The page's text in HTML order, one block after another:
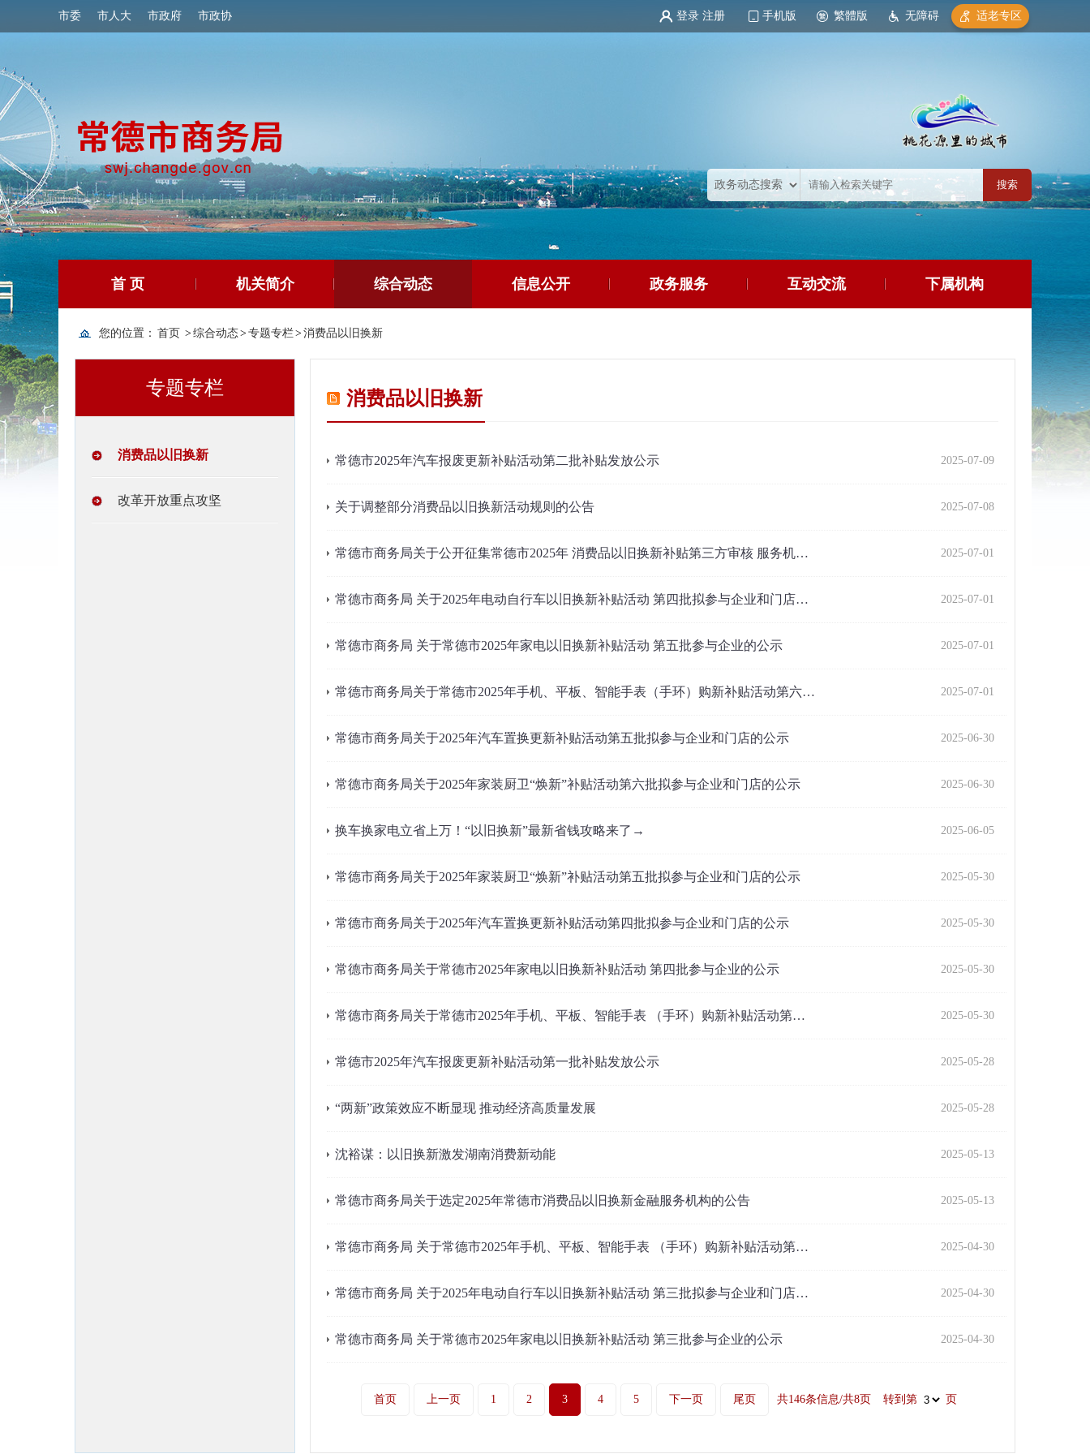
市委 市人大 市政府 市政协 登录 注册 手机版 繁體版 无障碍 适老专区
首 页 机关简介 综合动态 信息公开 政务服务 互动交流 下属机构
您的位置： 首页 >综合动态>专题专栏>消费品以旧换新
专题专栏
消费品以旧换新
改革开放重点攻坚
消费品以旧换新
2025-07-09
常德市2025年汽车报废更新补贴活动第二批补贴发放公示
2025-07-08
关于调整部分消费品以旧换新活动规则的公告
2025-07-01
常德市商务局关于公开征集常德市2025年 消费品以旧换新补贴第三方审核 服务机…
2025-07-01
常德市商务局 关于2025年电动自行车以旧换新补贴活动 第四批拟参与企业和门店…
2025-07-01
常德市商务局 关于常德市2025年家电以旧换新补贴活动 第五批参与企业的公示
2025-07-01
常德市商务局关于常德市2025年手机、平板、智能手表（手环）购新补贴活动第六…
2025-06-30
常德市商务局关于2025年汽车置换更新补贴活动第五批拟参与企业和门店的公示
2025-06-30
常德市商务局关于2025年家装厨卫“焕新”补贴活动第六批拟参与企业和门店的公示
2025-06-05
换车换家电立省上万！“以旧换新”最新省钱攻略来了→
2025-05-30
常德市商务局关于2025年家装厨卫“焕新”补贴活动第五批拟参与企业和门店的公示
2025-05-30
常德市商务局关于2025年汽车置换更新补贴活动第四批拟参与企业和门店的公示
2025-05-30
常德市商务局关于常德市2025年家电以旧换新补贴活动 第四批参与企业的公示
2025-05-30
常德市商务局关于常德市2025年手机、平板、智能手表 （手环）购新补贴活动第…
2025-05-28
常德市2025年汽车报废更新补贴活动第一批补贴发放公示
2025-05-28
“两新”政策效应不断显现 推动经济高质量发展
2025-05-13
沈裕谋：以旧换新激发湖南消费新动能
2025-05-13
常德市商务局关于选定2025年常德市消费品以旧换新金融服务机构的公告
2025-04-30
常德市商务局 关于常德市2025年手机、平板、智能手表 （手环）购新补贴活动第…
2025-04-30
常德市商务局 关于2025年电动自行车以旧换新补贴活动 第三批拟参与企业和门店…
2025-04-30
常德市商务局 关于常德市2025年家电以旧换新补贴活动 第三批参与企业的公示
首页 上一页 1 2 3 4 5 下一页 尾页 共146条信息/共8页 转到第 页